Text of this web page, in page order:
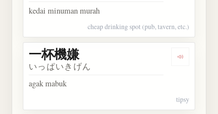
kedai minuman murah
cheap drinking spot (pub, tavern, etc.)
Dengarkan
一杯機嫌
いっぱいきげん
agak mabuk
tipsy